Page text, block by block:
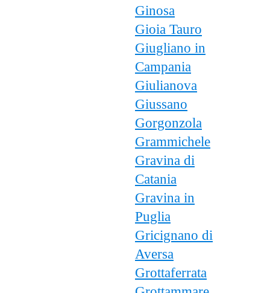
Ginosa
Gioia Tauro
Giugliano in
Campania
Giulianova
Giussano
Gorgonzola
Grammichele
Gravina di
Catania
Gravina in
Puglia
Gricignano di
Aversa
Grottaferrata